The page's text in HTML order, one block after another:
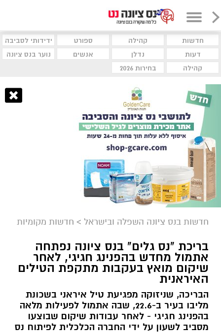
חדשות קהילה ספורט
ידידותי לסביבה
דעות
נדלן אנשים
נוער בנס ציונה
קהילה
בחירות 2026
חדשות בנס ציונה השפלה ובישראל > חדשות מקומיות
בריכת "נס גלים" בנס ציונה נפתחה
אתמול מחדש בהפנינג חגיגי, לאחר
שיקום מואץ בעקבות מתקפת הטילים
האיראנית
הבריכה, שניזוקה מפגיעת טיל איראני בשכונת
מליבו בעיר ב-22.6, שבה אתמול לפעילות מלאה
בהפנינג חגיגי - לאחר עבודות שיקום שבוצעו
מסביב לשעון על ידי החברה הכלכלית לפיתוח נס